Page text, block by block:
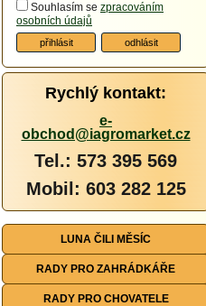
Souhlasím se zpracováním
osobních údajů
Rychlý kontakt:
e-
obchod@iagromarket.cz
Tel.: 573 395 569
Mobil: 603 282 125
LUNA ČILI MĚSÍC
RADY PRO ZAHRÁDKÁŘE
RADY PRO CHOVATELE